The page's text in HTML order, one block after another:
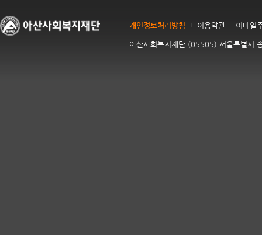
개인정보처리방침 이용약관 이메일
아산사회복지재단 (05505) 서울특별시